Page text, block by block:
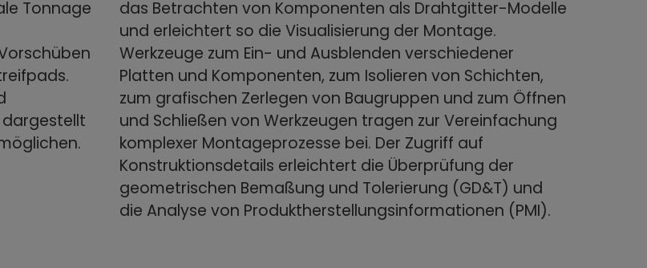
Tonnage
dargestellt
das Betrachten von Komponenten als Drahtgitter-Modelle
und erleichtert so die Visualisierung der Montage.
Werkzeuge zum Ein- und Ausblenden verschiedener
Platten und Komponenten, zum Isolieren von Schichten,
zum grafischen Zerlegen von Baugruppen und zum Öffnen
und Schließen von Werkzeugen tragen zur Vereinfachung
komplexer Montageprozesse bei. Der Zugriff auf
Konstruktionsdetails erleichtert die Überprüfung der
geometrischen Bemaßung und Tolerierung (GD&T) und
die Analyse von Produktherstellungsinformationen (PMI).